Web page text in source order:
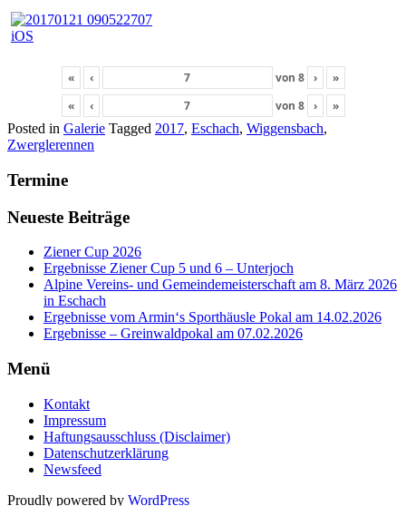
« ‹ von 8 ›
»
«
‹ von 8 ›
»
Posted in Galerie Tagged 2017, Eschach, Wiggensbach,
Zwerglerennen
Termine
Neueste Beiträge
Ziener Cup 2026
Ergebnisse Ziener Cup 5 und 6 – Unterjoch
Alpine Vereins- und Gemeindemeisterschaft am 8. März 2026
in Eschach
Ergebnisse vom Armin‘s Sporthäusle Pokal am 14.02.2026
Ergebnisse – Greinwaldpokal am 07.02.2026
Menü
Kontakt
Impressum
Haftungsausschluss (Disclaimer)
Datenschutzerklärung
Newsfeed
Proudly powered by WordPress